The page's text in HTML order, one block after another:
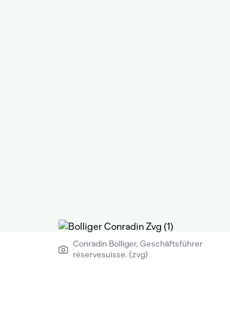
Conradin Bolliger, Geschäftsführer
réservesuisse. (zvg)